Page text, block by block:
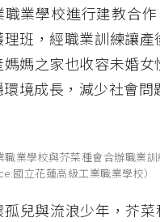
職業學校進行建教合
班，經職業訓練讓
媽之家也收容未婚
境成長，減少社會問
職業學校與芥菜種會合辦職業訓
國立花蓮高級工業職業學校）
兒與流浪少年，芥